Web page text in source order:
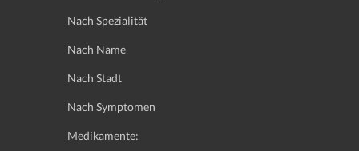
Nach Spezialität
Nach Name
Nach Stadt
Nach Symptomen
Medikamente: